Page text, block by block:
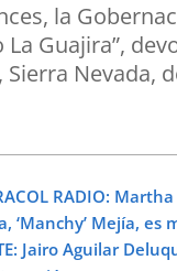
la
La Guajira”,
Nevada,
RADIO:
‘Manchy’ Mejía,
Jairo Aguilar